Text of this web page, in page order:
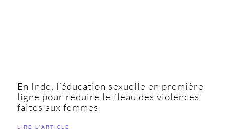
En Inde, l’éducation sexuelle en première
ligne pour réduire le fléau des violences
faites aux femmes
LIRE L'ARTICLE